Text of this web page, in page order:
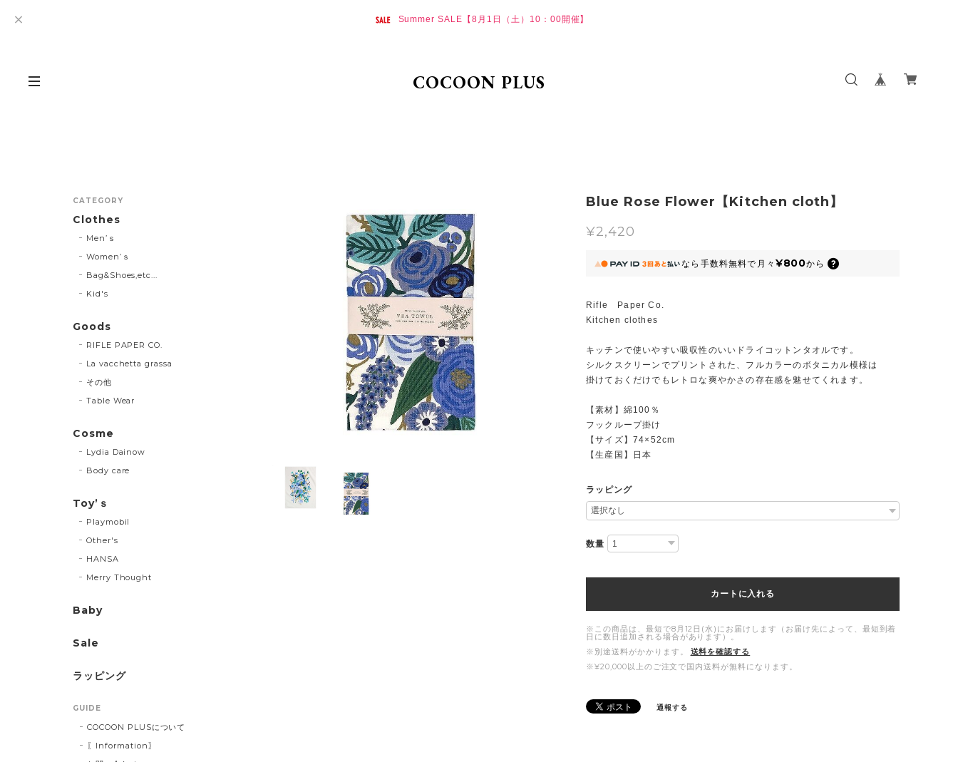
Summer SALE【8月1日（土）10：00開催】
COCOON PLUS
Blue Rose Flower【Kitchen cloth】
¥2,420
なら 手数料無料で 月々 ¥800から
Rifle Paper Co.
Kitchen clothes
キッチンで使いやすい吸収性のいいドライコットンタオルです。
シルクスクリーンでプリントされた、フルカラーのボタニカル模様は
掛けておくだけでもレトロな爽やかさの存在感を魅せてくれます。
【素材】綿100％
フックループ掛け
【サイズ】74×52cm
【生産国】日本
ラッピング
数量
カートに入れる
※この商品は、最短で8月12日(水)にお届けします（お届け先によって、最短到着
日に数日追加される場合があります）。
※別途送料がかかります。
送料を確認する
※¥20,000以上のご注文で国内送料が無料になります。
通報する
CATEGORY
Clothes
Men’ｓ
Women’ｓ
Bag&Shoes,etc...
Kid's
Goods
RIFLE PAPER CO.
La vacchetta grassa
その他
Table Wear
Cosme
Lydia Dainow
Body care
Toy’ｓ
Playmobil
Other's
HANSA
Merry Thought
Baby
Sale
ラッピング
GUIDE
COCOON PLUSについて
〖Information〗